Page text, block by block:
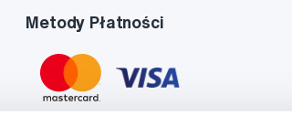
Metody Płatności